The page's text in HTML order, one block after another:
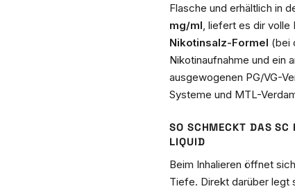
Flasche und erhältlich in
mg/ml , liefert es dir
Nikotinsalz-Formel (bei
Nikotinaufnahme und ein
ausgewogenen PG/VG-
Systeme und MTL-
SO SCHMECKT DAS SC
LIQUID
Beim Inhalieren öffnet
Tiefe. Direkt darüber legt